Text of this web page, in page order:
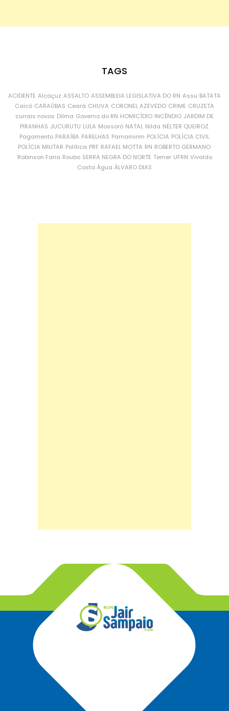
TAGS
ACIDENTE Alcaçuz ASSALTO ASSEMBLEIA LEGISLATIVA DO RN Assu BATATA
Caicó CARAÚBAS Ceará CHUVA CORONEL AZEVEDO CRIME CRUZETA
currais novos Dilma Governo do RN HOMICÍDIO INCÊNDIO JARDIM DE
PIRANHAS JUCURUTU LULA Mossoró NATAL Nilda NÉLTER QUEIROZ
Pagamento PARAÍBA PARELHAS Parnamirim POLÍCIA POLÍCIA CIVIL
POLÍCIA MILITAR Política PRF RAFAEL MOTTA RN ROBERTO GERMANO
Robinson Faria Roubo SERRA NEGRA DO NORTE Temer UFRN Vivaldo
Costa Água ÁLVARO DIAS